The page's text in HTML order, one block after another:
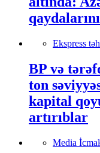
Ekspress
BP və
ton
kapital
artırıblar
Media